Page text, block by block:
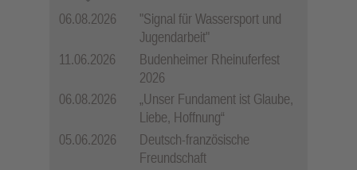
06.08.2026
"Signal für Wassersport und
Jugendarbeit"
11.06.2026
Budenheimer Rheinuferfest
2026
06.08.2026
„Unser Fundament ist Glaube,
Liebe, Hoffnung“
05.06.2026
Deutsch-französische
Freundschaft